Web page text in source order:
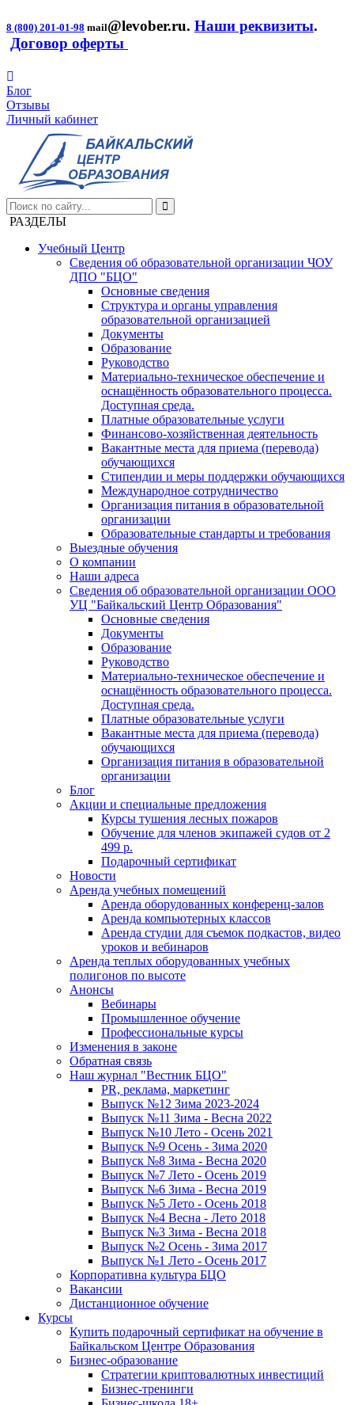
8 (800) 201-01-98 mail@levober.ru. Наши реквизиты.
Договор оферты
Блог
Отзывы
Личный кабинет
РАЗДЕЛЫ
Учебный Центр
Сведения об образовательной организации ЧОУ
ДПО "БЦО"
Основные сведения
Структура и органы управления
образовательной организацией
Документы
Образование
Руководство
Материально-техническое обеспечение и
оснащённость образовательного процесса.
Доступная среда.
Платные образовательные услуги
Финансово-хозяйственная деятельность
Вакантные места для приема (перевода)
обучающихся
Стипендии и меры поддержки обучающихся
Международное сотрудничество
Организация питания в образовательной
организации
Образовательные стандарты и требования
Выездные обучения
О компании
Наши адреса
Сведения об образовательной организации ООО
УЦ "Байкальский Центр Образования"
Основные сведения
Документы
Образование
Руководство
Материально-техническое обеспечение и
оснащённость образовательного процесса.
Доступная среда.
Платные образовательные услуги
Вакантные места для приема (перевода)
обучающихся
Организация питания в образовательной
организации
Блог
Акции и специальные предложения
Курсы тушения лесных пожаров
Обучение для членов экипажей судов от 2
499 р.
Подарочный сертификат
Новости
Аренда учебных помещений
Аренда оборудованных конференц-залов
Аренда компьютерных классов
Аренда студии для съемок подкастов, видео
уроков и вебинаров
Аренда теплых оборудованных учебных
полигонов по высоте
Анонсы
Вебинары
Промышленное обучение
Профессиональные курсы
Изменения в законе
Обратная связь
Наш журнал "Вестник БЦО"
PR, реклама, маркетинг
Выпуск №12 Зима 2023-2024
Выпуск №11 Зима - Весна 2022
Выпуск №10 Лето - Осень 2021
Выпуск №9 Осень - Зима 2020
Выпуск №8 Зима - Весна 2020
Выпуск №7 Лето - Осень 2019
Выпуск №6 Зима - Весна 2019
Выпуск №5 Лето - Осень 2018
Выпуск №4 Весна - Лето 2018
Выпуск №3 Зима - Весна 2018
Выпуск №2 Осень - Зима 2017
Выпуск №1 Лето - Осень 2017
Корпоративна культура БЦО
Вакансии
Дистанционное обучение
Курсы
Купить подарочный сертификат на обучение в
Байкальском Центре Образования
Бизнес-образование
Стратегии криптовалютных инвестиций
Бизнес-тренинги